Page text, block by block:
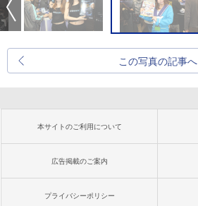
この写真の記事へ
本サイトのご利用について
広告掲載のご案内
プライバシーポリシー